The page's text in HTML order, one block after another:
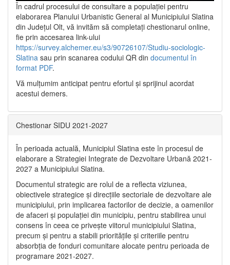
În cadrul procesului de consultare a populaţiei pentru
elaborarea Planului Urbanistic General al Municipiului Slatina
din Județul Olt, vă invităm să completați chestionarul online,
fie prin accesarea link-ului
https://survey.alchemer.eu/s3/90726107/Studiu-sociologic-
Slatina sau prin scanarea codului QR din documentul în
format PDF.
Vă mulţumim anticipat pentru efortul şi sprijinul acordat
acestui demers.
Chestionar SIDU 2021-2027
În perioada actuală, Municipiul Slatina este în procesul de
elaborare a Strategiei Integrate de Dezvoltare Urbană 2021‐
2027 a Municipiului Slatina.
Documentul strategic are rolul de a reflecta viziunea,
obiectivele strategice și direcțiile sectoriale de dezvoltare ale
municipiului, prin implicarea factorilor de decizie, a oamenilor
de afaceri și populației din municipiu, pentru stabilirea unui
consens în ceea ce privește viitorul municipiului Slatina,
precum și pentru a stabili prioritățile și criteriile pentru
absorbția de fonduri comunitare alocate pentru perioada de
programare 2021-2027.